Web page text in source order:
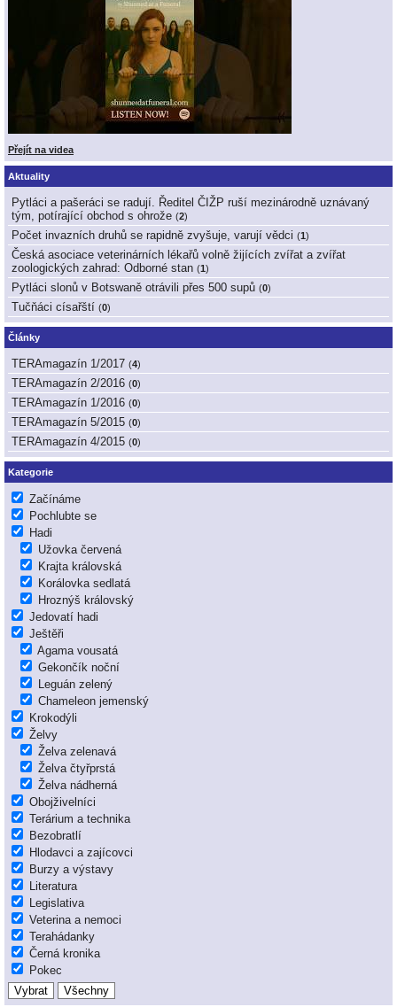
Přejít na videa
Aktuality
Pytláci a pašeráci se radují. Ředitel ČIŽP ruší mezinárodně uznávaný
tým, potírající obchod s ohrože (2)
Počet invazních druhů se rapidně zvyšuje, varují vědci (1)
Česká asociace veterinárních lékařů volně žijících zvířat a zvířat
zoologických zahrad: Odborné stan (1)
Pytláci slonů v Botswaně otrávili přes 500 supů (0)
Tučňáci císařští (0)
Články
TERAmagazín 1/2017 (4)
TERAmagazín 2/2016 (0)
TERAmagazín 1/2016 (0)
TERAmagazín 5/2015 (0)
TERAmagazín 4/2015 (0)
Kategorie
Začínáme
Pochlubte se
Hadi
Užovka červená
Krajta královská
Korálovka sedlatá
Hroznýš královský
Jedovatí hadi
Ještěři
Agama vousatá
Gekončík noční
Leguán zelený
Chameleon jemenský
Krokodýli
Želvy
Želva zelenavá
Želva čtyřprstá
Želva nádherná
Obojživelníci
Terárium a technika
Bezobratlí
Hlodavci a zajícovci
Burzy a výstavy
Literatura
Legislativa
Veterina a nemoci
Terahádanky
Černá kronika
Pokec